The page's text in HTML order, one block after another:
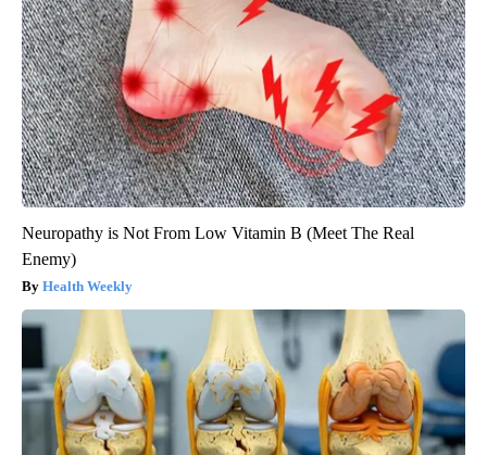
Neuropathy is Not From Low Vitamin B (Meet The Real
Enemy)
Health Weekly